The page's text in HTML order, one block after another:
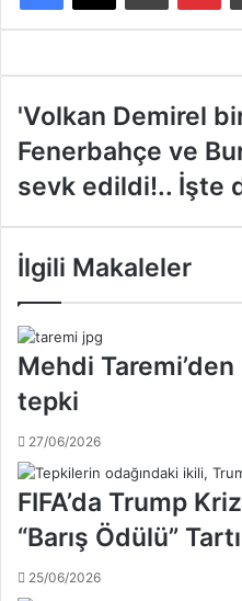
'
o
l
k
a
i
r
l
r
p
a
o
'Volkan Demirel
F
n
b
h
ç
v
e
u
r
s
a
s
o
Fenerbahçe ve
sevk edildi!.. İşte
İlgili Makaleler
Mehdi
tepki
27/06/2026
FIFA’da Trump
“Barış Ödülü”
25/06/2026